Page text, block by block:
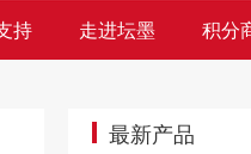
持 走进坛墨 积分
最新产品